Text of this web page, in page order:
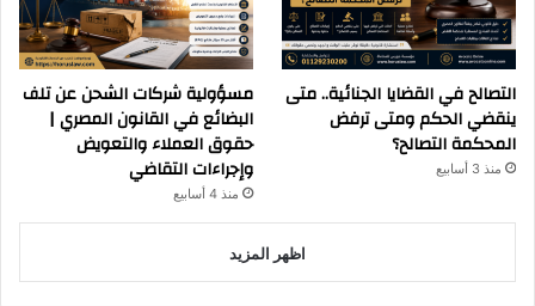
التصالح في القضايا الجنائية.. متى
ينقضي الحكم ومتى ترفض
المحكمة التصالح؟
منذ 3 أسابيع
مسؤولية شركات الشحن عن تلف
البضائع في القانون المصري |
حقوق العملاء والتعويض
وإجراءات التقاضي
منذ 4 أسابيع
اظهر المزيد